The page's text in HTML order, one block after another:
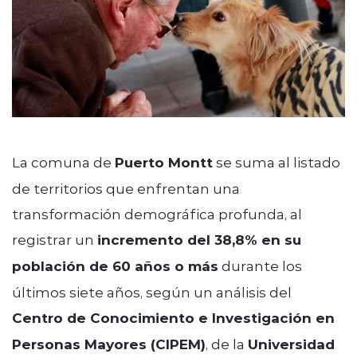
La comuna de Puerto Monttse suma al listado
de territorios que enfrentan una
transformación demográfica profunda, al
registrar un incremento del 38,8% en su
población de 60 años o más durante los
últimos siete años, según un análisis del
Centro de Conocimiento e Investigación en
Personas Mayores (CIPEM), de la Universidad